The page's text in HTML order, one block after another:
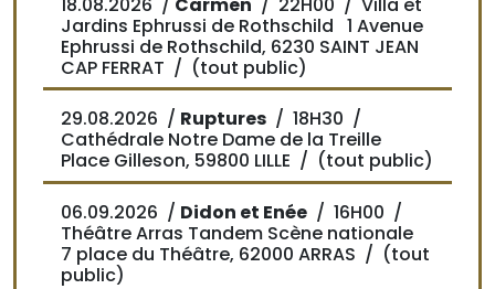
Jardins Ephrussi de Rothschild 1 Avenue
Ephrussi de Rothschild, 6230 SAINT JEAN
CAP FERRAT / (tout public)
29.08.2026 / Ruptures / 18H30 /
Cathédrale Notre Dame de la Treille
Place Gilleson, 59800 LILLE / (tout public)
06.09.2026 / Didon et Enée / 16H00 /
Théâtre Arras Tandem Scène nationale
7 place du Théâtre, 62000 ARRAS / (tout
public)